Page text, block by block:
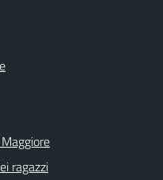
ragazzi